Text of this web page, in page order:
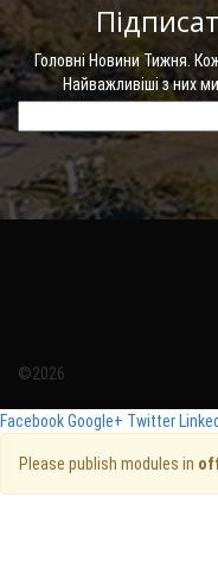
Головні Новини Тижня.
Найважливіші з них
©2026
FacebookGoogle+ Twitter
Please publish modules in